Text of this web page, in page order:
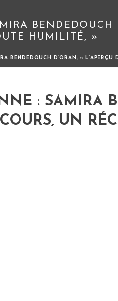
BENDEDOUCH
HUMILITÉ, »
BENDEDOUCH D’ORAN, «
: SAMIRA
UN